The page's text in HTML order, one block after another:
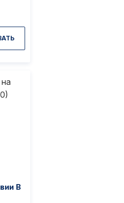
B